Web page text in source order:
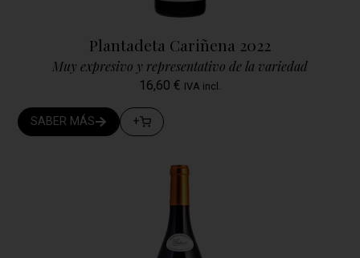
Plantadeta Cariñena 2022
Muy expresivo y representativo de la variedad
16,60 € IVA incl.
SABER MÁS +